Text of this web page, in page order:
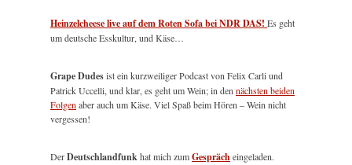
Heinzelcheese live auf dem Roten Sofa bei NDR DAS! Es geht
um deutsche Esskultur, und Käse…
Grape Dudesist ein kurzweiliger Podcast von Felix Carli und
Patrick Uccelli, und klar, es geht um Wein; in den nächsten beiden
Folgen aber auch um Käse. Viel Spaß beim Hören – Wein nicht
vergessen!
DerDeutschlandfunkhat mich zumGesprächeingeladen.